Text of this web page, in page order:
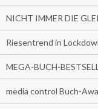
NICHT IMMER DIE
Riesentrend in
MEGA-BUCH-
media control Buch-